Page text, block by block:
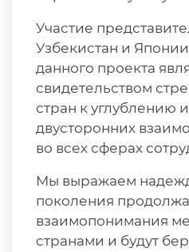
Участие
Узбекистан и
данного проекта
свидетельством
стран к углублению
двусторонних
во всех сферах
Мы выражаем
поколения
взаимопонимания
странами и будут